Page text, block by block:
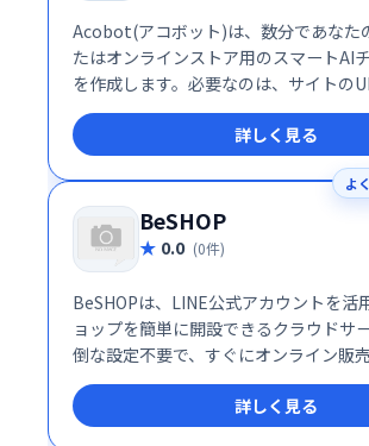
Acobot(アコボット)は、数分であなた
たはオンラインストア用のスマートAI
を作成します。必要なのは、サイトの
ことだけです。Acoがすべての作業を
詳しく見る
よ
BeSHOP
0.0 (0件)
BeSHOPは、LINE公式アカウントを活
ョップを簡単に開設できるクラウドサ
倒な設定不要で、すぐにオンライン販
す。
詳しく見る